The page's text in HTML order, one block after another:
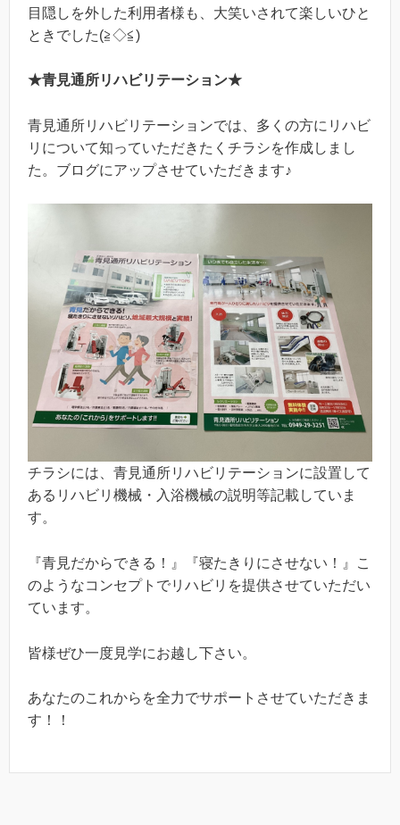
目隠しを外した利用者様も、大笑いされて楽しいひと
ときでした(≧◇≦)
★青見通所リハビリテーション★
青見通所リハビリテーションでは、多くの方にリハビ
リについて知っていただきたくチラシを作成しまし
た。ブログにアップさせていただきます♪
チラシには、青見通所リハビリテーションに設置して
あるリハビリ機械・入浴機械の説明等記載していま
す。
『青見だからできる！』『寝たきりにさせない！』こ
のようなコンセプトでリハビリを提供させていただい
ています。
皆様ぜひ一度見学にお越し下さい。
あなたのこれからを全力でサポートさせていただきま
す！！